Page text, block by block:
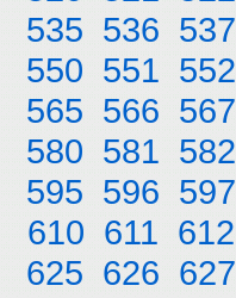
535 536 537
550 551 552
565 566 567
580 581 582
595 596 597
610 611 612
625 626 627